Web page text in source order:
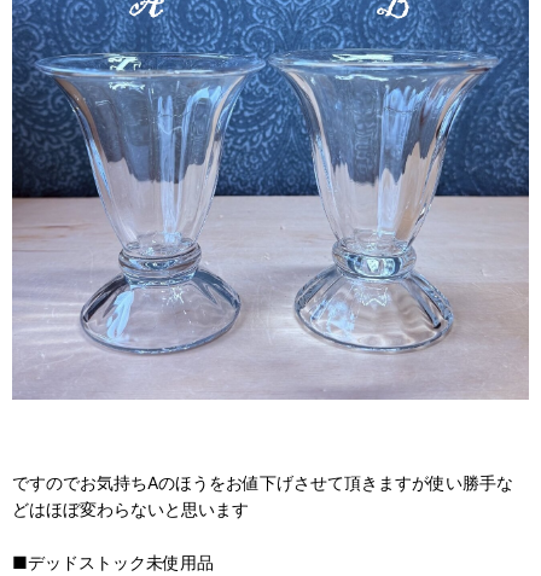
ですのでお気持ちAのほうをお値下げさせて頂きますが使い勝手な
どはほぼ変わらないと思います
■デッドストック未使用品